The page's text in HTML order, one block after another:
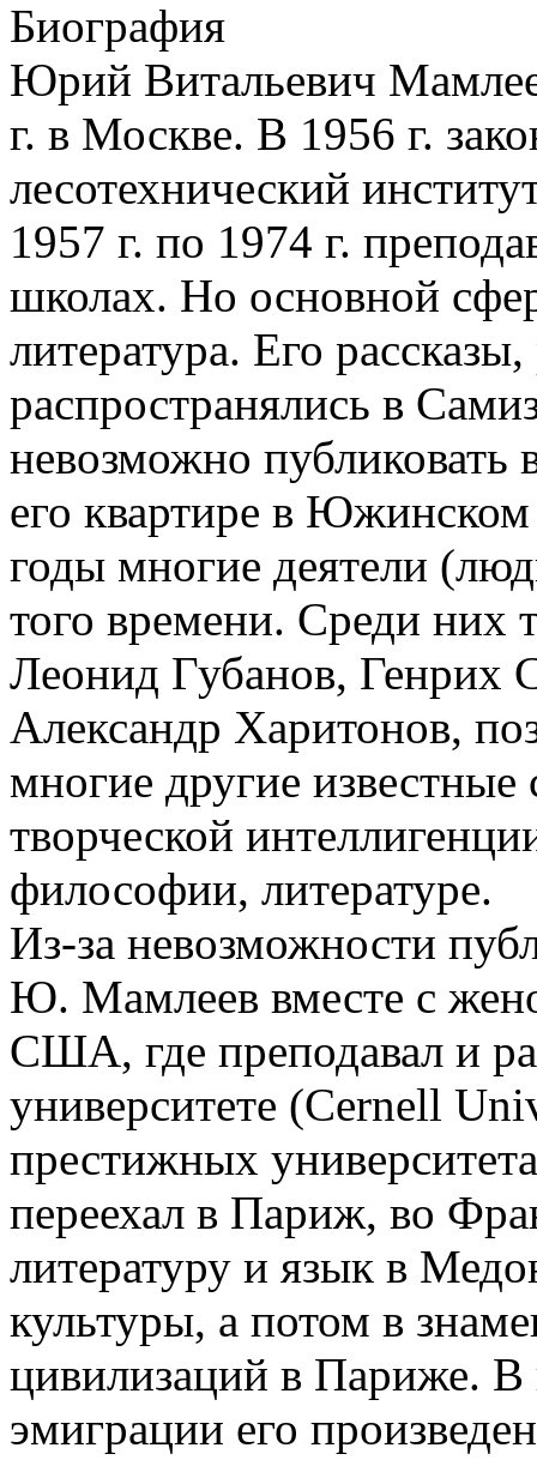
Биография
Юрий Витальевич
г. в Москве. В 1956 г.
лесотехнический
1957 г. по 1974 г.
школах. Но основной
литература. Его
распространялись в
невозможно публиковать
его квартире в Южинском
годы многие деятели
того времени. Среди них
Леонид Губанов, Генрих
Александр Харитонов,
многие другие известные
творческой
философии, литературе.
Из-за невозможности
Ю. Мамлеев вместе с
США, где преподавал и
университете (Cernell
престижных
переехал в Париж, во
литературу и язык в
культуры, а потом в
цивилизаций в Париже.
эмиграции его